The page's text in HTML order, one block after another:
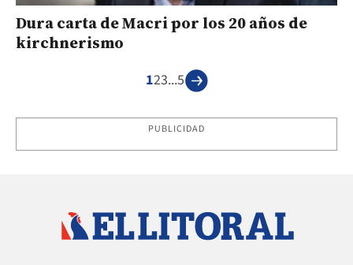
Dura carta de Macri por los 20 años de
kirchnerismo
123...5
PUBLICIDAD